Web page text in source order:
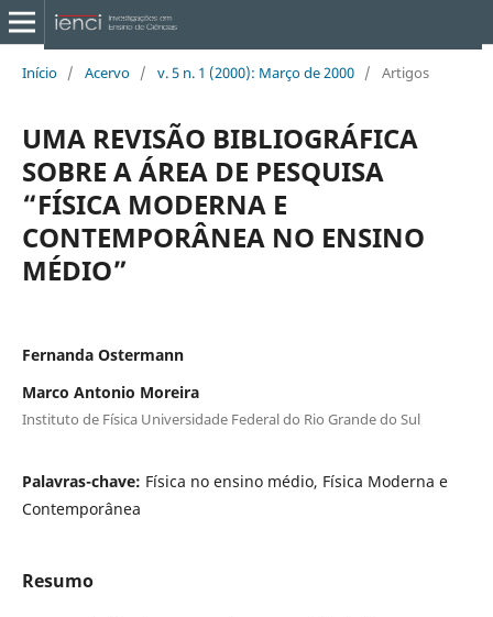
Início / Acervo / v. 5 n. 1 (2000): Março de 2000 / Artigos
UMA REVISÃO BIBLIOGRÁFICA
SOBRE A ÁREA DE PESQUISA
“FÍSICA MODERNA E
CONTEMPORÂNEA NO ENSINO
MÉDIO”
Fernanda Ostermann
Marco Antonio Moreira
Instituto de Física Universidade Federal do Rio Grande do Sul
Palavras-chave: Física no ensino médio, Física Moderna e
Contemporânea
Resumo